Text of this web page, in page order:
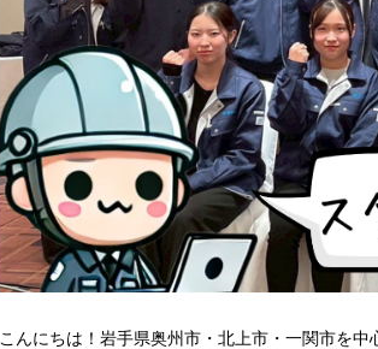
こんにちは！岩手県奥州市・北上市・一関市を